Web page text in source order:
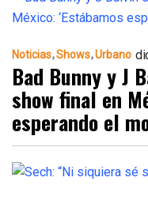
Noticias Shows Urbano
Bad Bunny y J
show final en
esperando el